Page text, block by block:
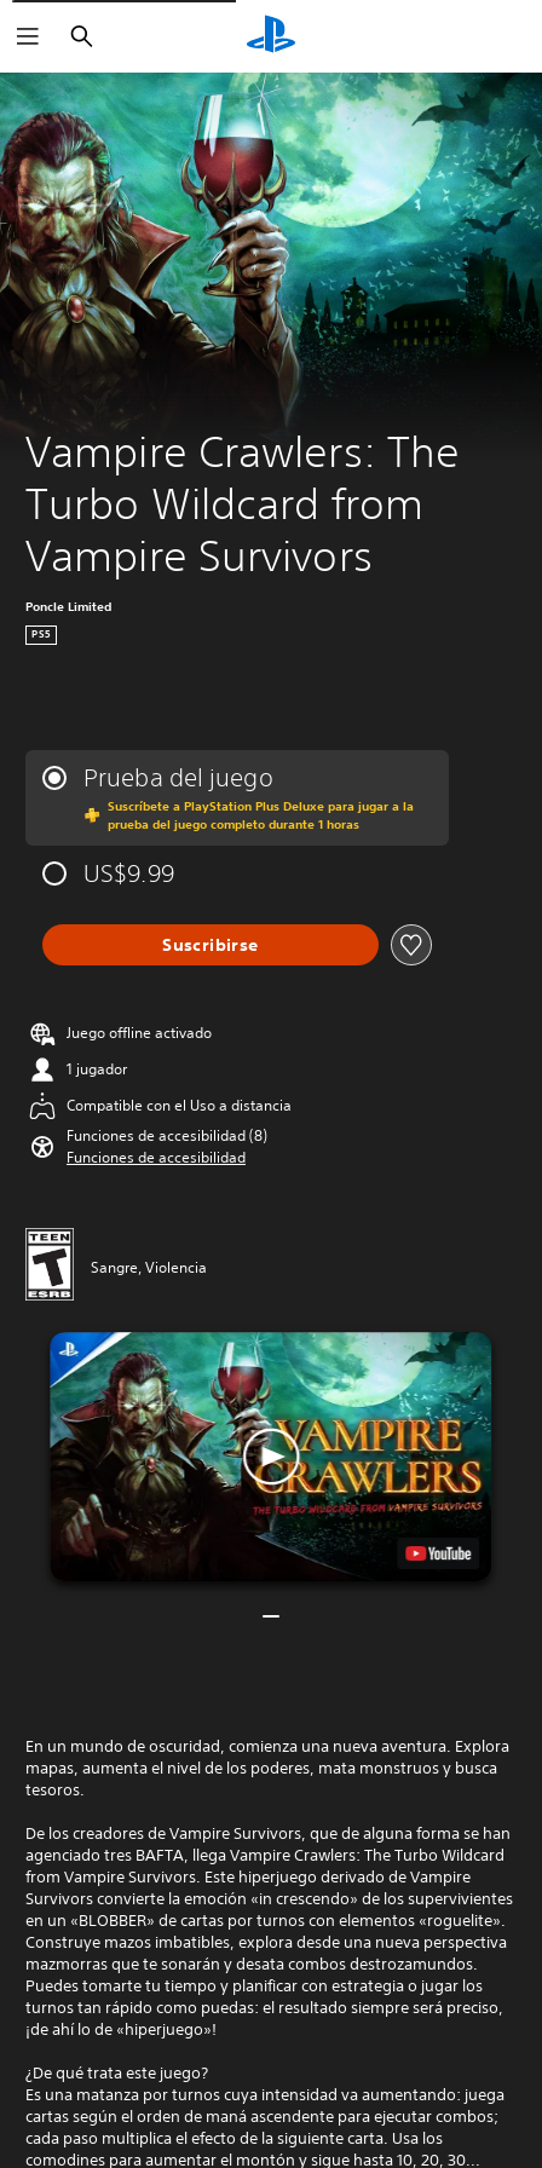
Buscar
Vampire Crawlers: The
Turbo Wildcard from
Vampire Survivors
Poncle Limited
PS5
Prueba del juego
Suscríbete a PlayStation Plus Deluxe para jugar a la
prueba del juego completo durante 1 horas
US$9.99
Suscribirse
Juego offline activado
1 jugador
Compatible con el Uso a distancia
Funciones de accesibilidad (8)
Funciones de accesibilidad
Sangre, Violencia
En un mundo de oscuridad, comienza una nueva aventura. Explora
mapas, aumenta el nivel de los poderes, mata monstruos y busca
tesoros.
De los creadores de Vampire Survivors, que de alguna forma se han
agenciado tres BAFTA, llega Vampire Crawlers: The Turbo Wildcard
from Vampire Survivors. Este hiperjuego derivado de Vampire
Survivors convierte la emoción «in crescendo» de los supervivientes
en un «BLOBBER» de cartas por turnos con elementos «roguelite».
Construye mazos imbatibles, explora desde una nueva perspectiva
mazmorras que te sonarán y desata combos destrozamundos.
Puedes tomarte tu tiempo y planificar con estrategia o jugar los
turnos tan rápido como puedas: el resultado siempre será preciso,
¡de ahí lo de «hiperjuego»!
¿De qué trata este juego?
Es una matanza por turnos cuya intensidad va aumentando: juega
cartas según el orden de maná ascendente para ejecutar combos;
cada paso multiplica el efecto de la siguiente carta. Usa los
comodines para aumentar el montón y sigue hasta 10, 20, 30...